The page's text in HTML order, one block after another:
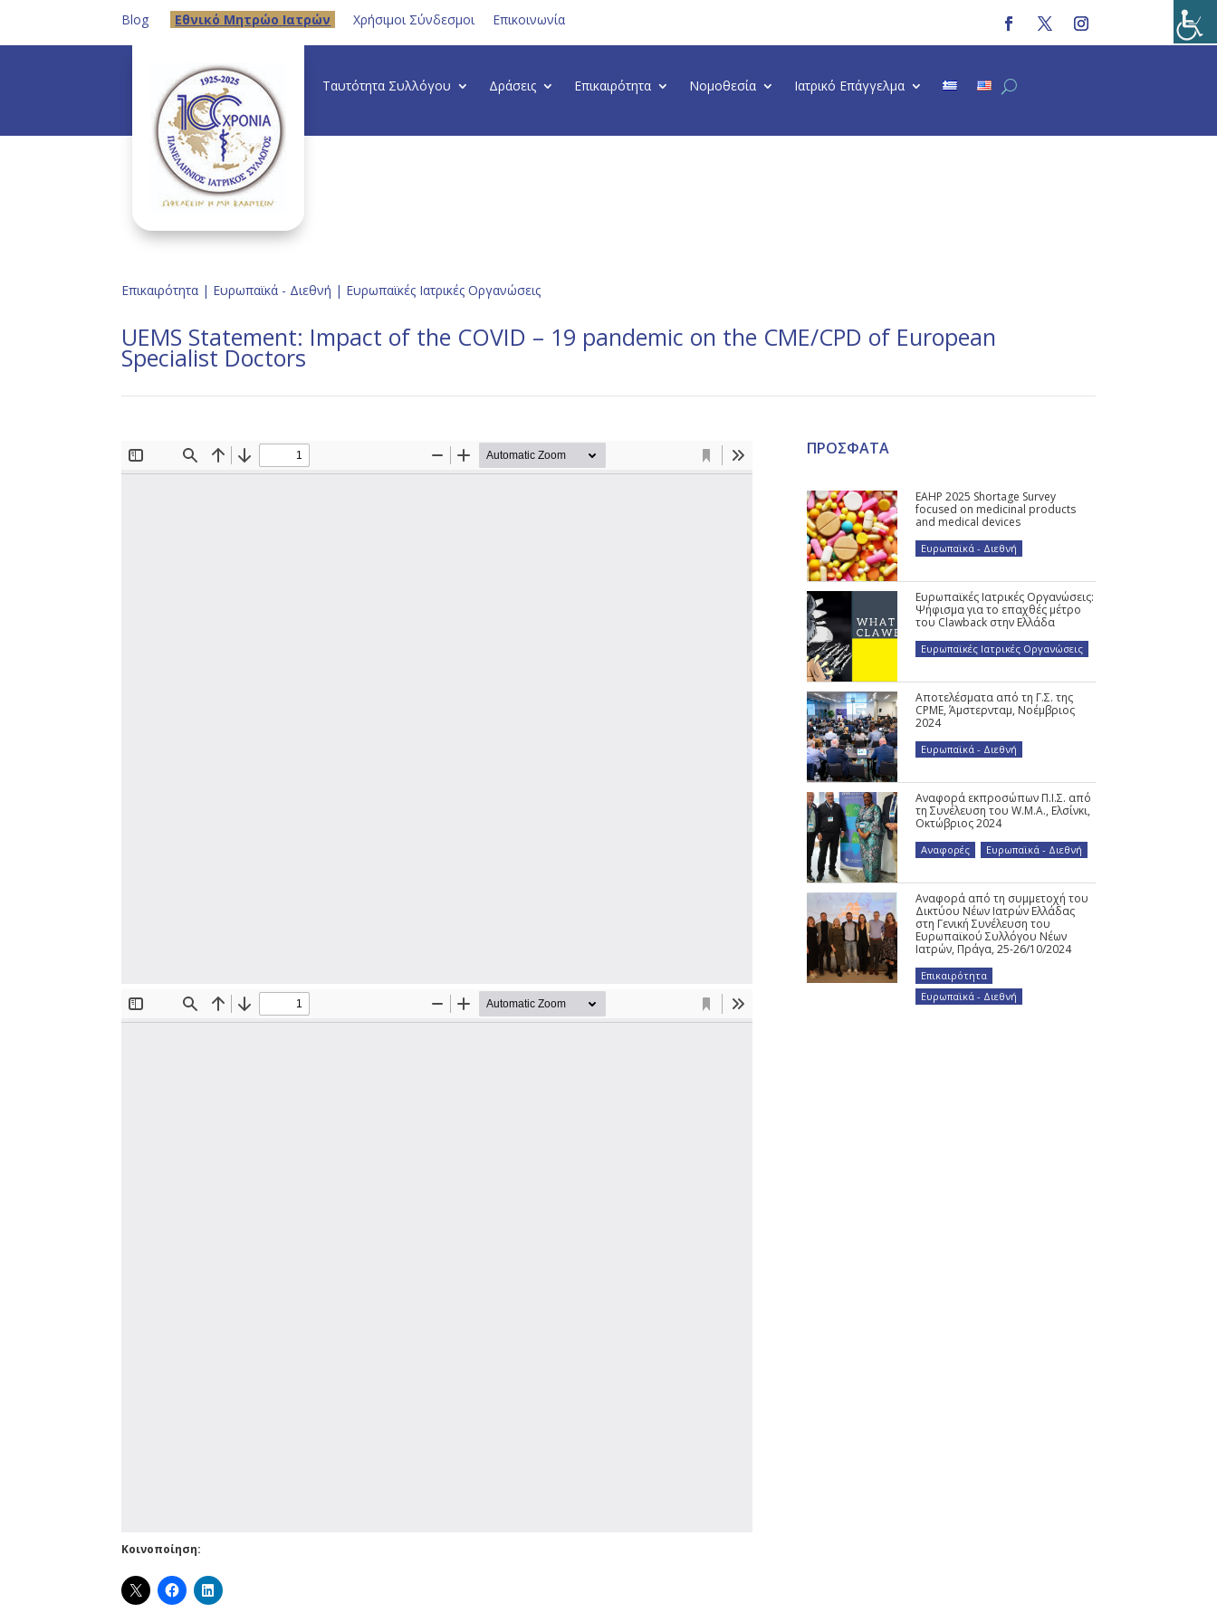
Blog Eθνικό Μητρώο Ιατρών Χρήσιμοι Σύνδεσμοι Επικοινωνία
Ταυτότητα Συλλόγου Δράσεις Επικαιρότητα Νομοθεσία Ιατρικό Επάγγελμα
Επικαιρότητα | Ευρωπαϊκά - Διεθνή | Ευρωπαϊκές Ιατρικές Οργανώσεις
UEMS Statement: Impact of the COVID – 19 pandemic on the CME/CPD of European
Specialist Doctors
Κοινοποίηση:
ΠΡΟΣΦΑΤΑ
EAHP 2025 Shortage Survey
focused on medicinal products
and medical devices
Ευρωπαϊκά - Διεθνή
Ευρωπαϊκές Ιατρικές Οργανώσεις:
Ψήφισμα για το επαχθές μέτρο
του Clawback στην Ελλάδα
Ευρωπαϊκές Ιατρικές Οργανώσεις
Αποτελέσματα από τη Γ.Σ. της
CPME, Άμστερνταμ, Νοέμβριος
2024
Ευρωπαϊκά - Διεθνή
Αναφορά εκπροσώπων Π.Ι.Σ. από
τη Συνέλευση του W.M.A., Ελσίνκι,
Οκτώβριος 2024
Αναφορές Ευρωπαϊκά - Διεθνή
Αναφορά από τη συμμετοχή του
Δικτύου Νέων Ιατρών Ελλάδας
στη Γενική Συνέλευση του
Ευρωπαϊκού Συλλόγου Νέων
Ιατρών, Πράγα, 25-26/10/2024
Επικαιρότητα
Ευρωπαϊκά - Διεθνή